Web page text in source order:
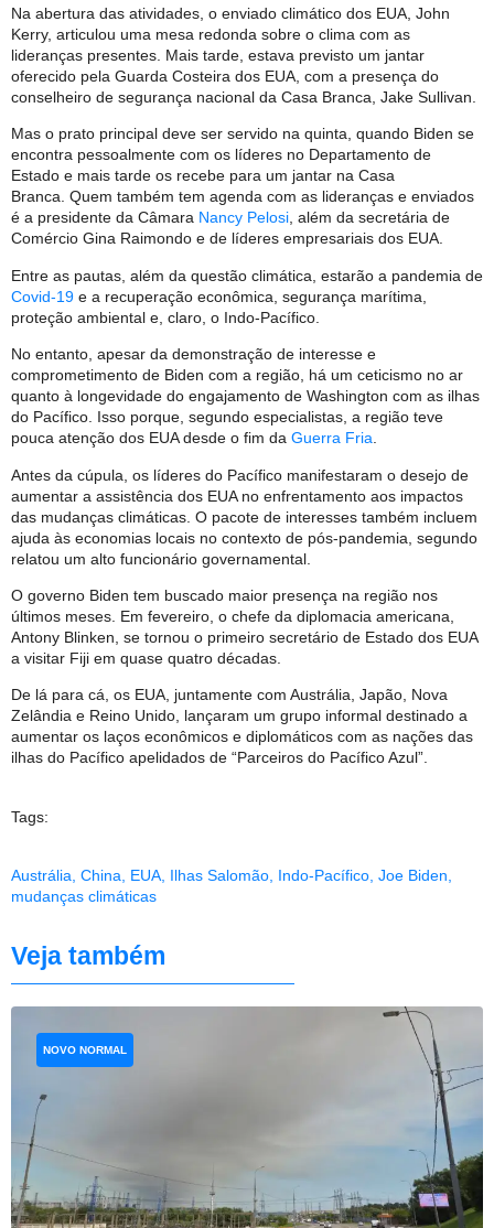
Na abertura das atividades, o enviado climático dos EUA, John
Kerry, articulou uma mesa redonda sobre o clima com as
lideranças presentes. Mais tarde, estava previsto um jantar
oferecido pela Guarda Costeira dos EUA, com a presença do
conselheiro de segurança nacional da Casa Branca, Jake Sullivan.
Mas o prato principal deve ser servido na quinta, quando Biden se
encontra pessoalmente com os líderes no Departamento de
Estado e mais tarde os recebe para um jantar na Casa
Branca. Quem também tem agenda com as lideranças e enviados
é a presidente da Câmara Nancy Pelosi, além da secretária de
Comércio Gina Raimondo e de líderes empresariais dos EUA.
Entre as pautas, além da questão climática, estarão a pandemia de
Covid-19 e a recuperação econômica, segurança marítima,
proteção ambiental e, claro, o Indo-Pacífico.
No entanto, apesar da demonstração de interesse e
comprometimento de Biden com a região, há um ceticismo no ar
quanto à longevidade do engajamento de Washington com as ilhas
do Pacífico. Isso porque, segundo especialistas, a região teve
pouca atenção dos EUA desde o fim da Guerra Fria
Antes da cúpula, os líderes do Pacífico manifestaram o desejo de
aumentar a assistência dos EUA no enfrentamento aos impactos
das mudanças climáticas. O pacote de interesses também incluem
ajuda às economias locais no contexto de pós-pandemia, segundo
relatou um alto funcionário governamental.
O governo Biden tem buscado maior presença na região nos
últimos meses. Em fevereiro, o chefe da diplomacia americana,
Antony Blinken, se tornou o primeiro secretário de Estado dos EUA
a visitar Fiji em quase quatro décadas.
De lá para cá, os EUA, juntamente com Austrália, Japão, Nova
Zelândia e Reino Unido, lançaram um grupo informal destinado a
aumentar os laços econômicos e diplomáticos com as nações das
ilhas do Pacífico apelidados de “Parceiros do Pacífico Azul”.
Tags:
Austrália China EUA Ilhas Salomão Indo-Pacífico Joe Biden
mudanças climáticas
Veja também
NOVO NORMAL